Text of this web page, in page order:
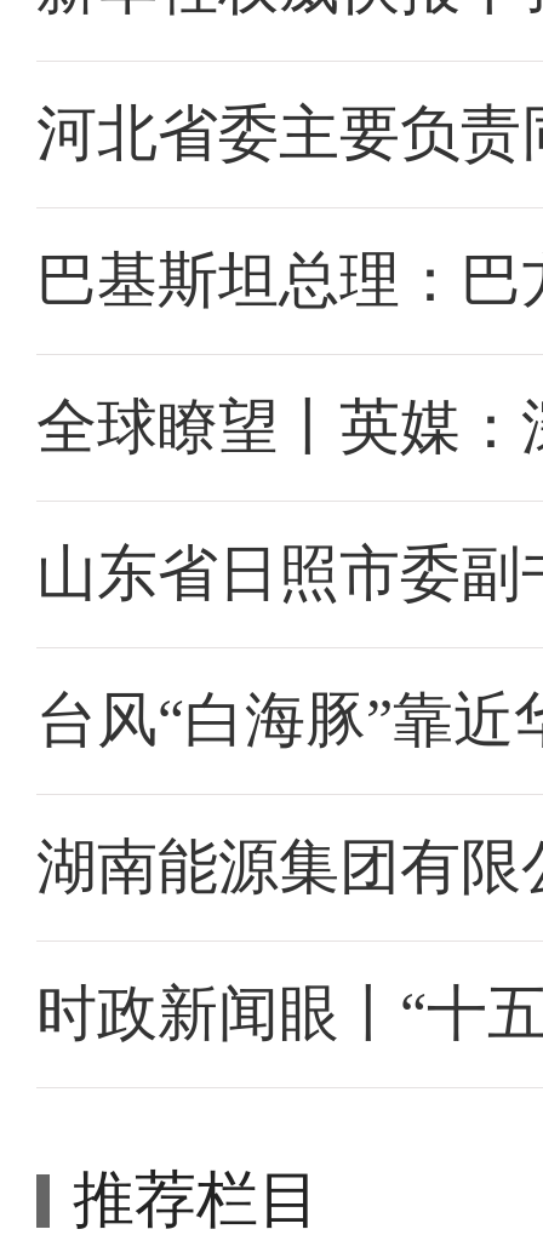
河北省委主要负
巴基斯坦总理：
全球瞭望丨英媒
山东省日照市委
台风“白海豚”靠近
湖南能源集团有
时政新闻眼丨“十
推荐栏目